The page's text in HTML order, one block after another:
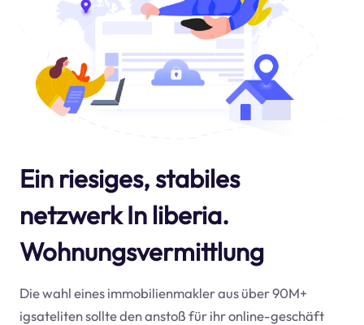
Ein riesiges, stabiles
netzwerk In liberia.
Wohnungsvermittlung
Die wahl eines immobilienmakler aus über 90M+
igsateliten sollte den anstoß für ihr online-geschäft